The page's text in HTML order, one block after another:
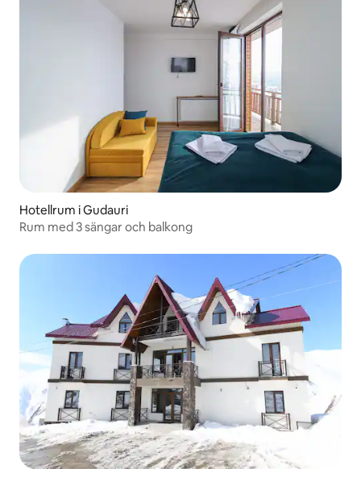
Hotellrum i Gudauri
Rum med 3 sängar och balkong